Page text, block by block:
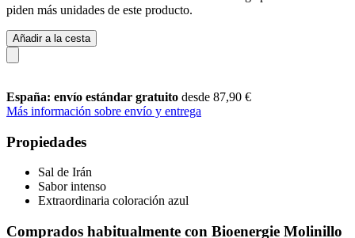
piden más unidades de este producto.
Añadir a la cesta
España: envío estándar gratuito desde 87,90 €
Más información sobre envío y entrega
Propiedades
Sal de Irán
Sabor intenso
Extraordinaria coloración azul
Comprados habitualmente con Bioenergie Molinillo